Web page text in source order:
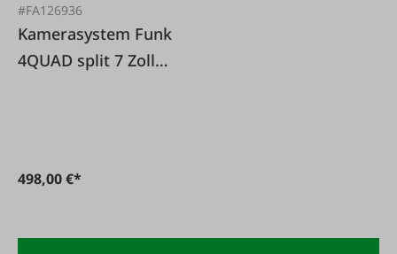
#FA126936
Kamerasystem Funk
4QUAD split 7 Zoll
498,00 €*